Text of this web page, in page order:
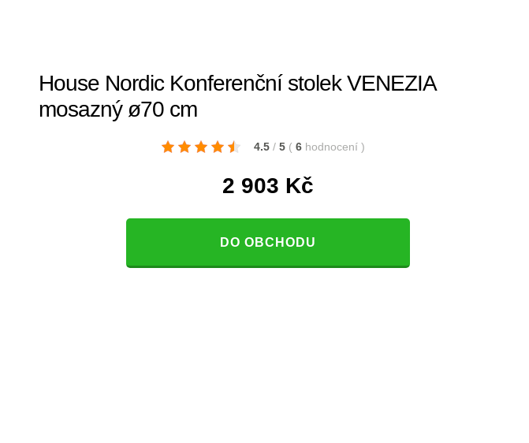
House Nordic Konferenční stolek VENEZIA
mosazný ø70 cm
4.5 / 5 ( 6 hodnocení )
2 903 Kč
DO OBCHODU